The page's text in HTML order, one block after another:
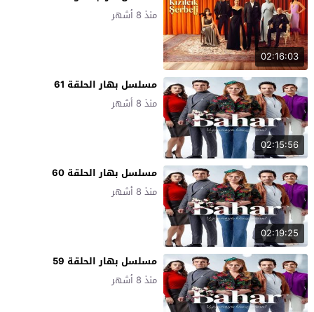
02:16:03
منذ 8 أشهر
02:15:56
مسلسل بهار الحلقة 61
منذ 8 أشهر
02:19:25
مسلسل بهار الحلقة 60
منذ 8 أشهر
مسلسل بهار الحلقة 59
منذ 8 أشهر